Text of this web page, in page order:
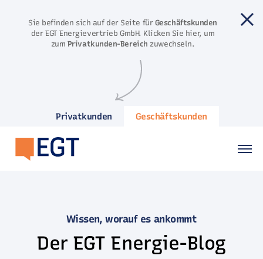
Sie befinden sich auf der Seite für Geschäftskunden
der EGT Energievertrieb GmbH. Klicken Sie hier, um
zum Privatkunden-Bereich zuwechseln.
Privatkunden Geschäftskunden
Wissen, worauf es ankommt
Der EGT Energie-Blog